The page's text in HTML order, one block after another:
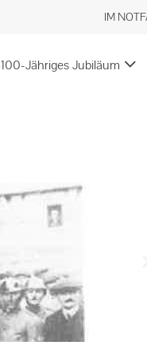
IM
100-Jähriges Jubiläum